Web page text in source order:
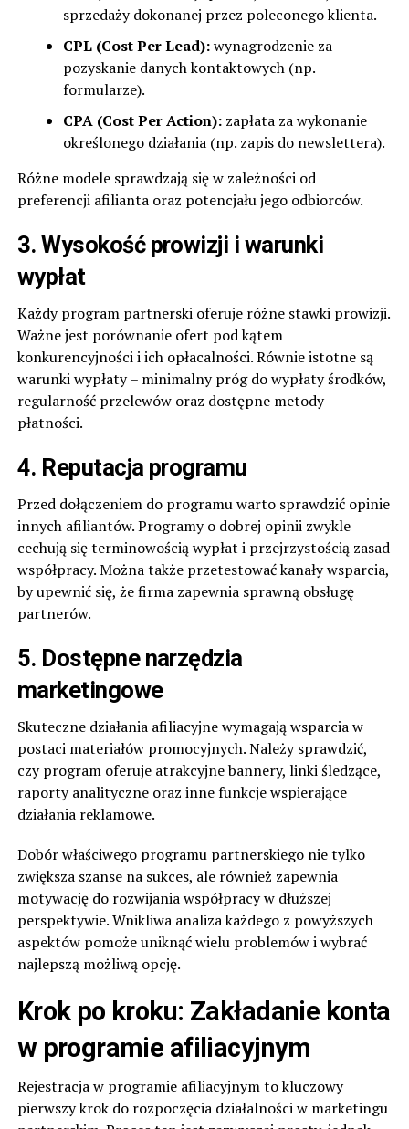
sprzedaży dokonanej przez poleconego klienta.
CPL (Cost Per Lead):wynagrodzenie za
pozyskanie danych kontaktowych (np.
formularze).
CPA (Cost Per Action):zapłata za wykonanie
określonego działania (np. zapis do newslettera).
Różne modele sprawdzają się w zależności od
preferencji afilianta oraz potencjału jego odbiorców.
3.Wysokość prowizji i warunki
wypłat
Każdy program partnerski oferuje różne stawki prowizji.
Ważne jest porównanie ofert pod kątem
konkurencyjności i ich opłacalności. Równie istotne są
warunki wypłaty – minimalny próg do wypłaty środków,
regularność przelewów oraz dostępne metody
płatności.
4. Reputacja programu
Przed dołączeniem do programu warto sprawdzić opinie
innych afiliantów. Programy o dobrej opinii zwykle
cechują się terminowością wypłat i przejrzystością zasad
współpracy. Można także przetestować kanały wsparcia,
by upewnić się, że firma zapewnia sprawną obsługę
partnerów.
5. Dostępne narzędzia
marketingowe
Skuteczne działania afiliacyjne wymagają wsparcia w
postaci materiałów promocyjnych. Należy sprawdzić,
czy program oferuje atrakcyjne bannery, linki śledzące,
raporty analityczne oraz inne funkcje wspierające
działania reklamowe.
Dobór właściwego programu partnerskiego nie tylko
zwiększa szanse na sukces, ale również zapewnia
motywację do rozwijania współpracy w dłuższej
perspektywie. Wnikliwa analiza każdego z powyższych
aspektów pomoże uniknąć wielu problemów i wybrać
najlepszą możliwą opcję.
Krok po kroku: Zakładanie konta
w programie afiliacyjnym
Rejestracja w programie afiliacyjnym to kluczowy
pierwszy krok do rozpoczęcia działalności w marketingu